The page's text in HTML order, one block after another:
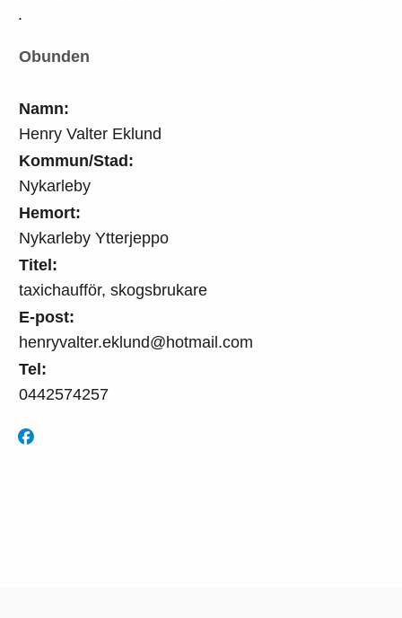
Obunden
Namn:
Henry Valter Eklund
Kommun/Stad:
Nykarleby
Hemort:
Nykarleby Ytterjeppo
Titel:
taxichaufför, skogsbrukare
E-post:
henryvalter.eklund@hotmail.com
Tel:
0442574257
.